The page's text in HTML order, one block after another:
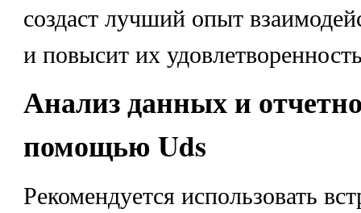
создаст лучший опыт
и повысит их
Анализ данных и
помощью Uds
Рекомендуется использовать